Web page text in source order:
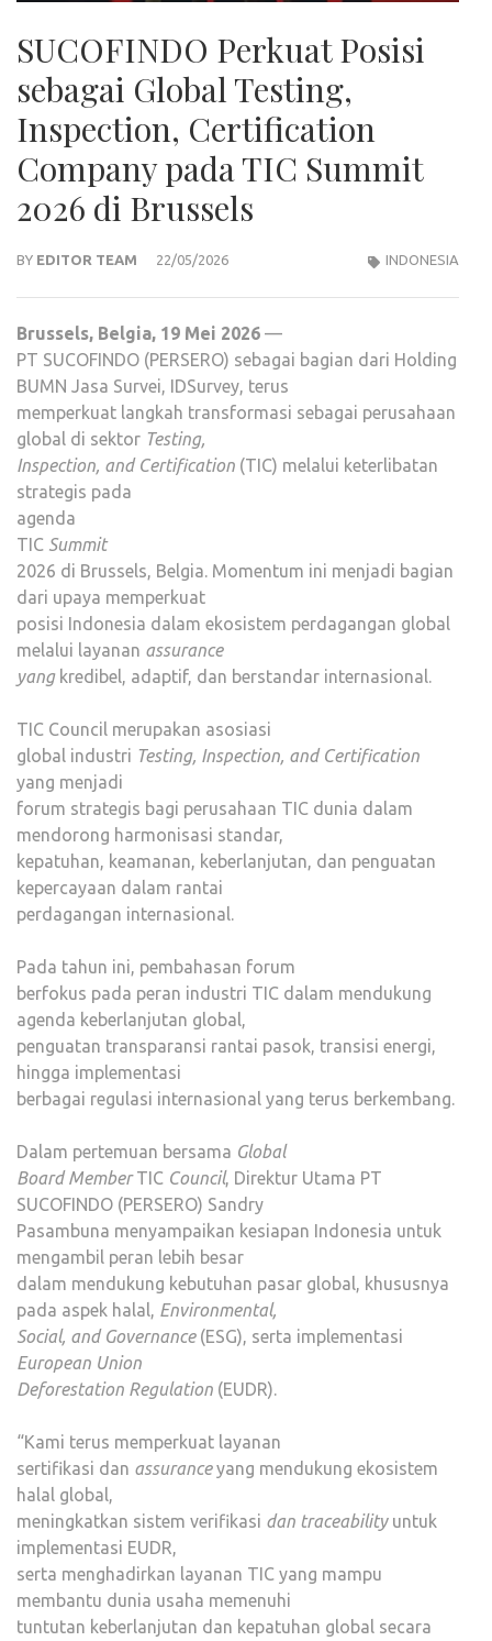
SUCOFINDO Perkuat Posisi
sebagai Global Testing,
Inspection, Certification
Company pada TIC Summit
2026 di Brussels
BY EDITOR TEAM 22/05/2026 INDONESIA
Brussels, Belgia, 19 Mei 2026 —
PT SUCOFINDO (PERSERO) sebagai bagian dari Holding
BUMN Jasa Survei, IDSurvey, terus
memperkuat langkah transformasi sebagai perusahaan
global di sektor Testing,
Inspection, and Certification (TIC) melalui keterlibatan
strategis pada
agenda
TIC Summit
2026 di Brussels, Belgia. Momentum ini menjadi bagian
dari upaya memperkuat
posisi Indonesia dalam ekosistem perdagangan global
melalui layanan assurance
yangkredibel, adaptif, dan berstandar internasional.
TIC Council merupakan asosiasi
global industri Testing, Inspection, and Certification
yang menjadi
forum strategis bagi perusahaan TIC dunia dalam
mendorong harmonisasi standar,
kepatuhan, keamanan, keberlanjutan, dan penguatan
kepercayaan dalam rantai
perdagangan internasional.
Pada tahun ini, pembahasan forum
berfokus pada peran industri TIC dalam mendukung
agenda keberlanjutan global,
penguatan transparansi rantai pasok, transisi energi,
hingga implementasi
berbagai regulasi internasional yang terus berkembang.
Dalam pertemuan bersama Global
Board MemberTIC Council, Direktur Utama PT
SUCOFINDO (PERSERO) Sandry
Pasambuna menyampaikan kesiapan Indonesia untuk
mengambil peran lebih besar
dalam mendukung kebutuhan pasar global, khususnya
pada aspek halal, Environmental,
Social, and Governance(ESG), serta implementasi
European Union
Deforestation Regulation (EUDR).
“Kami terus memperkuat layanan
sertifikasi dan assuranceyang mendukung ekosistem
halal global,
meningkatkan sistem verifikasi dan traceabilityuntuk
implementasi EUDR,
serta menghadirkan layanan TIC yang mampu
membantu dunia usaha memenuhi
tuntutan keberlanjutan dan kepatuhan global secara